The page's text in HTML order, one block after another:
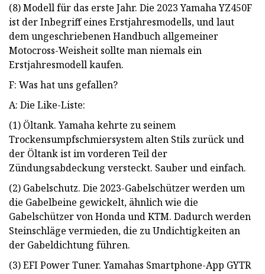
(8) Modell für das erste Jahr. Die 2023 Yamaha YZ450F
ist der Inbegriff eines Erstjahresmodells, und laut
dem ungeschriebenen Handbuch allgemeiner
Motocross-Weisheit sollte man niemals ein
Erstjahresmodell kaufen.
F: Was hat uns gefallen?
A: Die Like-Liste:
(1) Öltank. Yamaha kehrte zu seinem
Trockensumpfschmiersystem alten Stils zurück und
der Öltank ist im vorderen Teil der
Zündungsabdeckung versteckt. Sauber und einfach.
(2) Gabelschutz. Die 2023-Gabelschützer werden um
die Gabelbeine gewickelt, ähnlich wie die
Gabelschützer von Honda und KTM. Dadurch werden
Steinschläge vermieden, die zu Undichtigkeiten an
der Gabeldichtung führen.
(3) EFI Power Tuner. Yamahas Smartphone-App GYTR